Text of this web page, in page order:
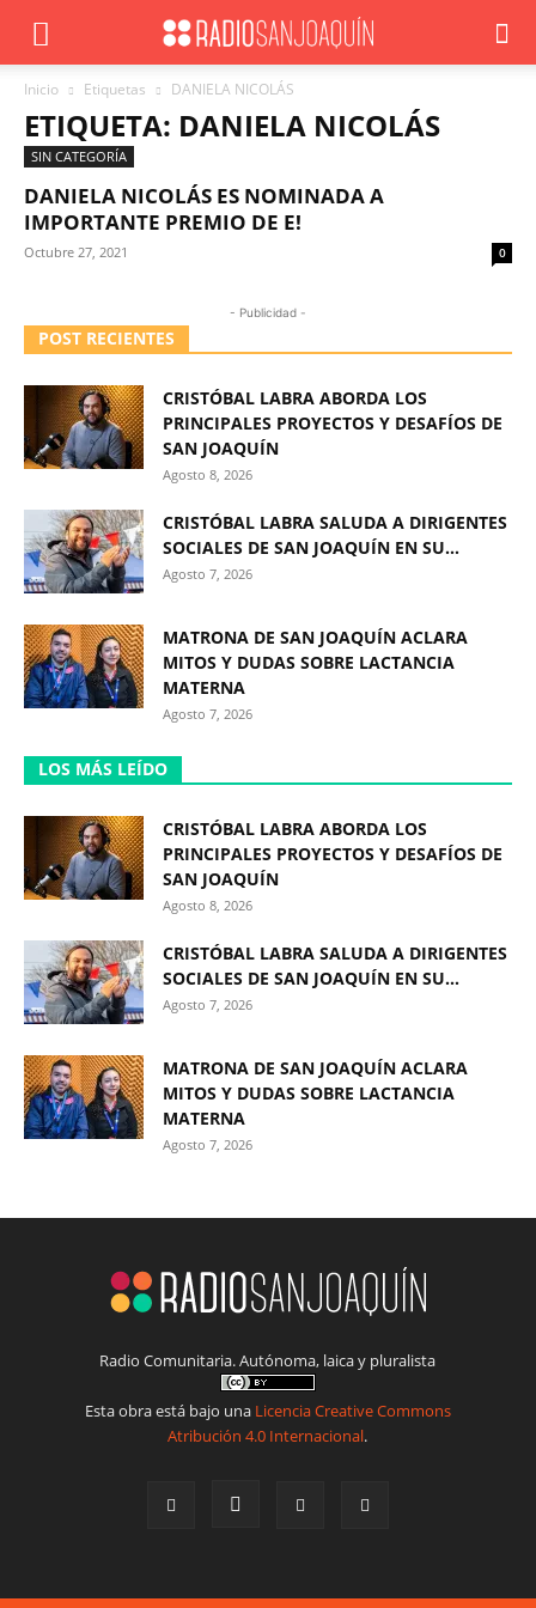
Inicio Etiquetas DANIELA NICOLÁS
ETIQUETA: DANIELA NICOLÁS
SIN CATEGORÍA
DANIELA NICOLÁS ES NOMINADA A
IMPORTANTE PREMIO DE E!
Octubre 27, 2021 0
- Publicidad -
POST RECIENTES
CRISTÓBAL LABRA ABORDA LOS
PRINCIPALES PROYECTOS Y DESAFÍOS DE
SAN JOAQUÍN
Agosto 8, 2026
CRISTÓBAL LABRA SALUDA A DIRIGENTES
SOCIALES DE SAN JOAQUÍN EN SU...
Agosto 7, 2026
MATRONA DE SAN JOAQUÍN ACLARA
MITOS Y DUDAS SOBRE LACTANCIA
MATERNA
Agosto 7, 2026
LOS MÁS LEÍDO
CRISTÓBAL LABRA ABORDA LOS
PRINCIPALES PROYECTOS Y DESAFÍOS DE
SAN JOAQUÍN
Agosto 8, 2026
CRISTÓBAL LABRA SALUDA A DIRIGENTES
SOCIALES DE SAN JOAQUÍN EN SU...
Agosto 7, 2026
MATRONA DE SAN JOAQUÍN ACLARA
MITOS Y DUDAS SOBRE LACTANCIA
MATERNA
Agosto 7, 2026
Radio Comunitaria. Autónoma, laica y pluralista
Esta obra está bajo una Licencia Creative Commons
Atribución 4.0 Internacional.